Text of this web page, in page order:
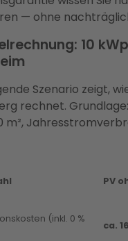
— ohne
10
Szenario zeigt,
rechnet.
m²,
PV
(inkl. 0 %
ca.